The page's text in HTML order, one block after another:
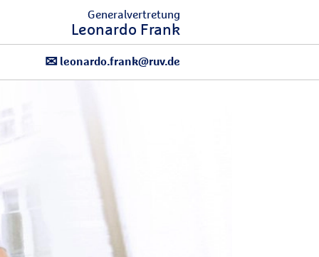
Generalvertretung
Leonardo Frank
leonardo.frank@ruv.de